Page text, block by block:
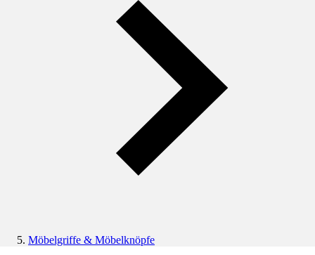
Möbelgriffe & Möbelknöpfe